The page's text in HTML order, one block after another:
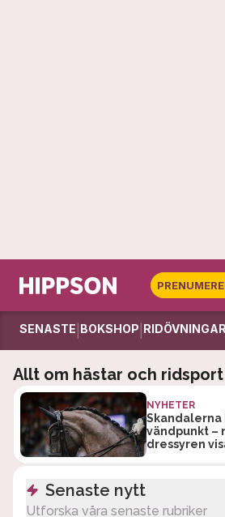
SENASTE BOKSHOP RIDÖVNINGAR
Allt om hästar och ridsport
NYHETER
Skandalerna
vändpunkt –
dressyren
Senaste nytt
Utforska våra senaste rubriker